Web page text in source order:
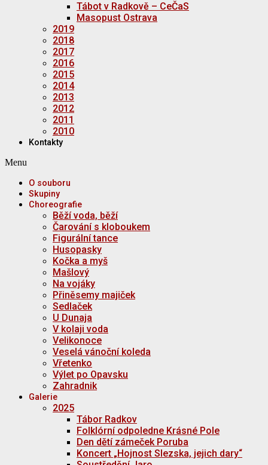
Tábot v Radkově – CeČaS
Masopust Ostrava
2019
2018
2017
2016
2015
2014
2013
2012
2011
2010
Kontakty
Menu
O souboru
Skupiny
Choreografie
Běží voda, běží
Čarování s kloboukem
Figurální tance
Husopasky
Kočka a myš
Mašlový
Na vojáky
Přiněsemy majiček
Sedlaček
U Dunaja
V kolaji voda
Velikonoce
Veselá vánoční koleda
Vřetenko
Výlet po Opavsku
Zahradnik
Galerie
2025
Tábor Radkov
Folklórní odpoledne Krásné Pole
Den dětí zámeček Poruba
Koncert „Hojnost Slezska, jejich dary“